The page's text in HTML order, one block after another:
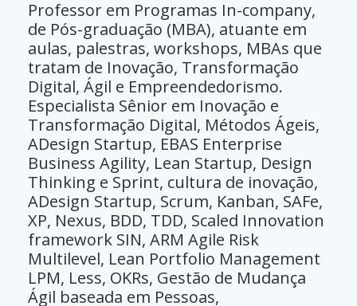
Professor em Programas In-company,
de Pós-graduação (MBA), atuante em
aulas, palestras, workshops, MBAs que
tratam de Inovação, Transformação
Digital, Ágil e Empreendedorismo.
Especialista Sênior em Inovação e
Transformação Digital, Métodos Ágeis,
ADesign Startup, EBAS Enterprise
Business Agility, Lean Startup, Design
Thinking e Sprint, cultura de inovação,
ADesign Startup, Scrum, Kanban, SAFe,
XP, Nexus, BDD, TDD, Scaled Innovation
framework SIN, ARM Agile Risk
Multilevel, Lean Portfolio Management
LPM, Less, OKRs, Gestão de Mudança
Ágil baseada em Pessoas,